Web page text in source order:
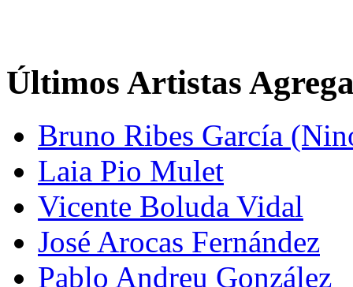
Últimos Artistas
Bruno Ribes García
Laia Pio Mulet
Vicente Boluda Vidal
José Arocas Fernández
Pablo Andreu González